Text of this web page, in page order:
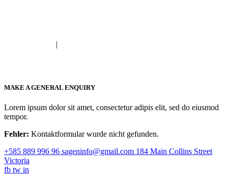
|
MAKE A GENERAL ENQUIRY
Lorem ipsum dolor sit amet, consectetur adipis elit, sed do eiusmod
tempor.
Fehler: Kontaktformular wurde nicht gefunden.
+585 889 996 96 sageninfo@gmail.com 184 Main Collins Street
Victoria
fb tw in